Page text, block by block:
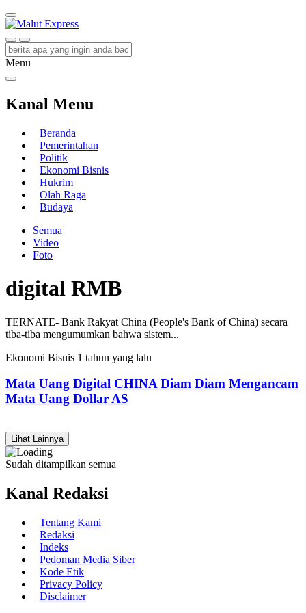
Malut Express
Berita Lebih Cepat
Menu
Kanal Menu
Beranda
Pemerintahan
Politik
Ekonomi Bisnis
Hukrim
Olah Raga
Budaya
Semua
Video
Foto
digital RMB
TERNATE- Bank Rakyat China (People's Bank of China) secara
tiba-tiba mengumumkan bahwa sistem...
Ekonomi Bisnis 1 tahun yang lalu
Mata Uang Digital CHINA Diam Diam Mengancam
Mata Uang Dollar AS
Lihat Lainnya
Sudah ditampilkan semua
Kanal Redaksi
Tentang Kami
Redaksi
Indeks
Pedoman Media Siber
Kode Etik
Privacy Policy
Disclaimer